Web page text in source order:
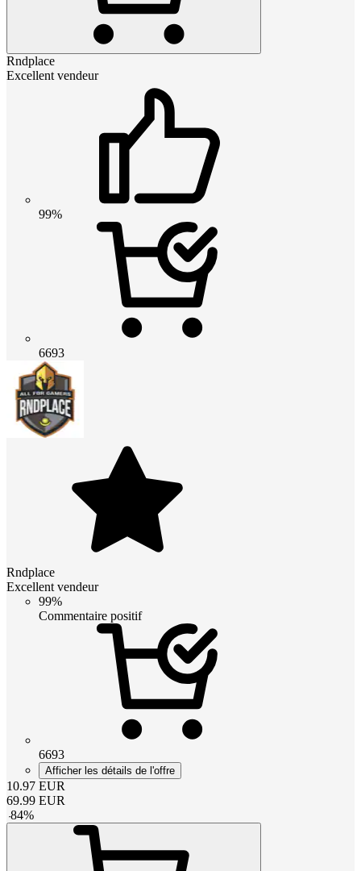
Rndplace
Excellent vendeur
99%
6693
Rndplace
Excellent vendeur
99%
Commentaire positif
6693
Afficher les détails de l'offre
10.97 EUR
69.99 EUR
-84%